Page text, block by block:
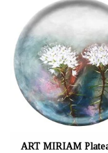
ART MIRIAM